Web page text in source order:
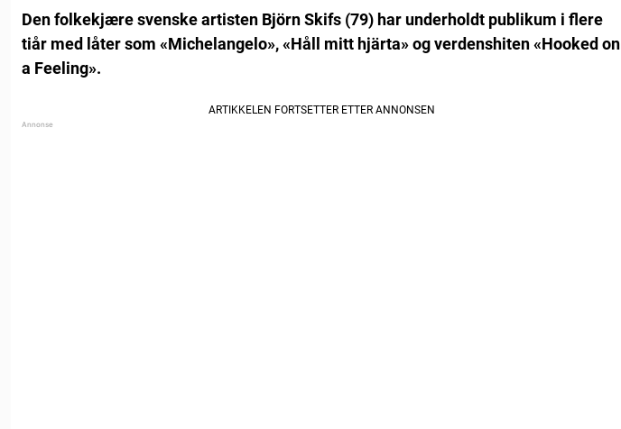
Den folkekjære svenske artisten Björn Skifs (79) har underholdt publikum i flere
tiår med låter som «Michelangelo», «Håll mitt hjärta» og verdenshiten «Hooked on
a Feeling».